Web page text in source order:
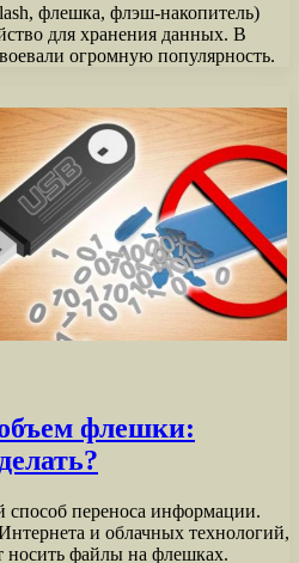
флешка, флэш-накопитель)
для хранения данных. В
огромную популярность.
флешки:
переноса информации.
и облачных технологий,
носить файлы на флешках.